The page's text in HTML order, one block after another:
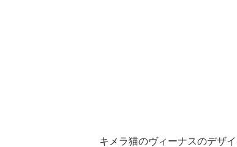
キメラ猫のヴィーナスのデザ